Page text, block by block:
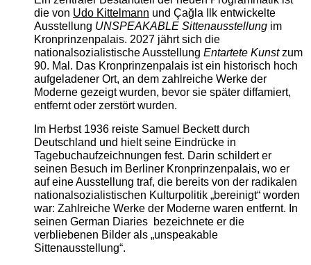
die von Udo Kittelmann und Çağla Ilk entwickelte
Ausstellung UNSPEAKABLE Sittenausstellungim
Kronprinzenpalais. 2027 jährt sich die
nationalsozialistische Ausstellung Entartete Kunstzum
90. Mal. Das Kronprinzenpalais ist ein historisch hoch
aufgeladener Ort, an dem zahlreiche Werke der
Moderne gezeigt wurden, bevor sie später diffamiert,
entfernt oder zerstört wurden.
Im Herbst 1936 reiste Samuel Beckett durch
Deutschland und hielt seine Eindrücke in
Tagebuchaufzeichnungen fest. Darin schildert er
seinen Besuch im Berliner Kronprinzenpalais, wo er
auf eine Ausstellung traf, die bereits von der radikalen
nationalsozialistischen Kulturpolitik „bereinigt“ worden
war: Zahlreiche Werke der Moderne waren entfernt. In
seinen German Diaries bezeichnete er die
verbliebenen Bilder als „unspeakable
Sittenausstellung“.